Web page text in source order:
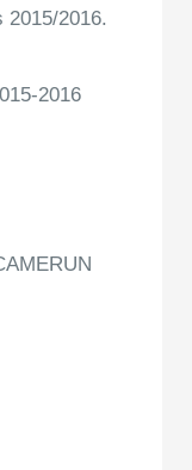
2015/2016.
2016